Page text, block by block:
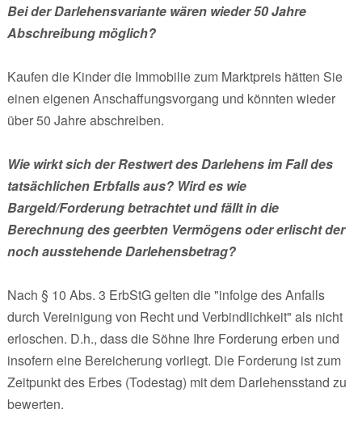
Bei der Darlehensvariante wären wieder 50 Jahre
Abschreibung möglich?
Kaufen die Kinder die Immobilie zum Marktpreis hätten Sie
einen eigenen Anschaffungsvorgang und könnten wieder
über 50 Jahre abschreiben.
Wie wirkt sich der Restwert des Darlehens im Fall des
tatsächlichen Erbfalls aus? Wird es wie
Bargeld/Forderung betrachtet und fällt in die
Berechnung des geerbten Vermögens oder erlischt der
noch ausstehende Darlehensbetrag?
Nach § 10 Abs. 3 ErbStG gelten die "infolge des Anfalls
durch Vereinigung von Recht und Verbindlichkeit" als nicht
erloschen. D.h., dass die Söhne Ihre Forderung erben und
insofern eine Bereicherung vorliegt. Die Forderung ist zum
Zeitpunkt des Erbes (Todestag) mit dem Darlehensstand zu
bewerten.